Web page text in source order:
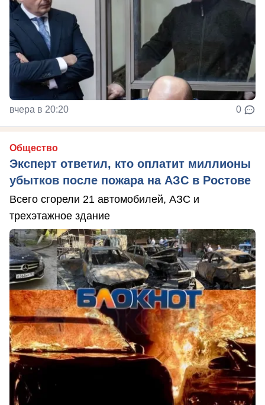
вчера в 20:20 0
Общество
Эксперт ответил, кто оплатит миллионы
убытков после пожара на АЗС в Ростове
Всего сгорели 21 автомобилей, АЗС и
трехэтажное здание